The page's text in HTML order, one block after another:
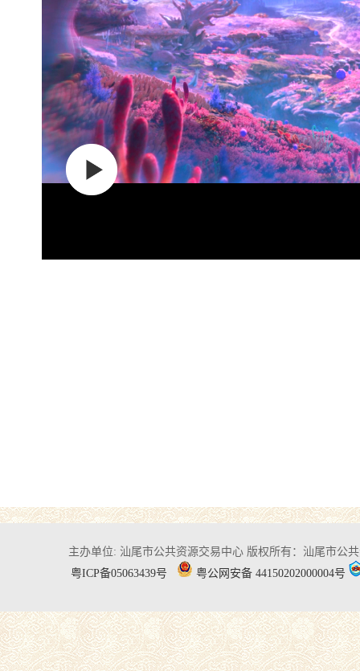
主办单位: 汕尾市公共资源交易中心 版权所有：汕尾市公
粤ICP备05063439号
粤公网安备 44150202000004号